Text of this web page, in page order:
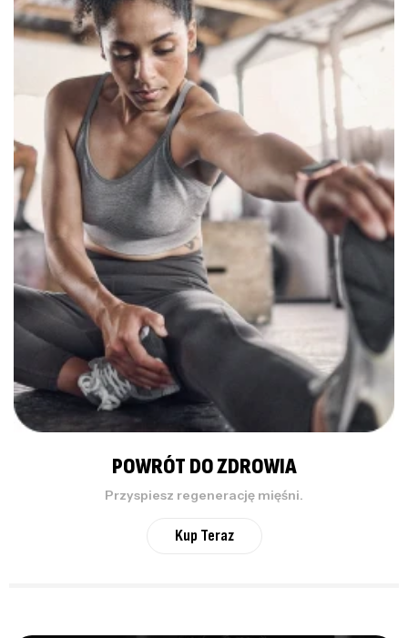
POWRÓT DO ZDROWIA
Przyspiesz regenerację mięśni.
Kup Teraz